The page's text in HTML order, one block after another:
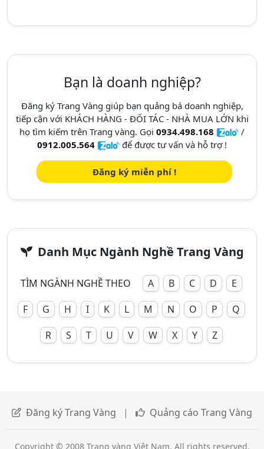
Bạn là doanh nghiệp?
Đăng ký Trang Vàng giúp bạn quảng bá doanh nghiệp,
tiếp cận với KHÁCH HÀNG - ĐỐI TÁC - NHÀ MUA LỚN khi
họ tìm kiếm trên Trang vàng. Gọi 0934.498.168
/
0912.005.564
để được tư vấn và hỗ trợ !
Đăng ký miễn phí !
Danh Mục Ngành Nghề Trang Vàng
TÌM NGÀNH NGHỀ THEO A B C D
E
F
G H I K L M N O P
Q
R
S T U V W X Y Z
Đăng ký Trang Vàng | Quảng cáo Trang Vàng
Copyright © 2008 Trang vàng Việt Nam. All rights reserved.